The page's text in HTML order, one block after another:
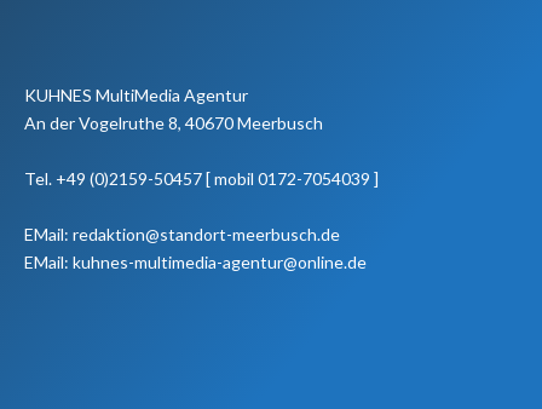
KUHNES MultiMedia Agentur
An der Vogelruthe 8, 40670 Meerbusch
Tel. +49 (0)2159-50457 [ mobil 0172-7054039 ]
EMail: redaktion@standort-meerbusch.de
EMail: kuhnes-multimedia-agentur@online.de